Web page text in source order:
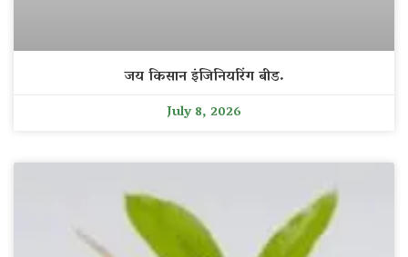
जय किसान इंजिनियरिंग बीड.
July 8, 2026